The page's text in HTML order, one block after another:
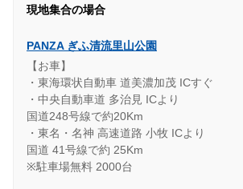
現地集合の場合
PANZA ぎふ清流里山公園
【お車】
・東海環状自動車 道美濃加茂 ICすぐ
・中央自動車道 多治見 ICより
国道248号線で約20Km
・東名・名神 高速道路 小牧 ICより
国道 41号線で約 25Km
※駐車場無料 2000台